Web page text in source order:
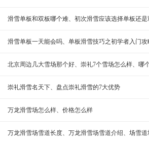
滑雪单板和双板哪个难、初次滑雪应该选择单板还是
滑雪单板一天能会吗、单板滑雪技巧之初学者入门攻
北京周边几大雪场那个好、崇礼7个雪场怎么样、哪
崇礼滑雪名天下、盘点崇礼滑雪的7大优势
万龙滑雪场怎么样、价格怎么样
万龙滑雪场雪道长度、万龙滑雪场雪道介绍、场雪道